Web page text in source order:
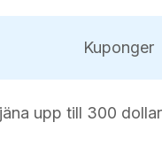
Kuponger
upp till 300